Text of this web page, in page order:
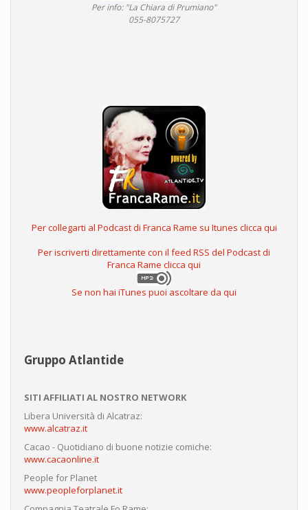
Per info: "La Chiara di Prumiano"
055-8075727
Per collegarti al Podcast di Franca Rame su Itunes clicca qui
Per iscriverti direttamente con il feed RSS del Podcast di
Franca Rame clicca qui
Se non hai iTunes puoi ascoltare da qui
Gruppo Atlantide
SITI AFFILIATI AL NOSTRO NETWORK
Libera Università di Alcatraz:
www.alcatraz.it
Cacao - Quotidiano di buone notizie comiche:
www.cacaonline.it
People for Planet
www.peopleforplanet.it